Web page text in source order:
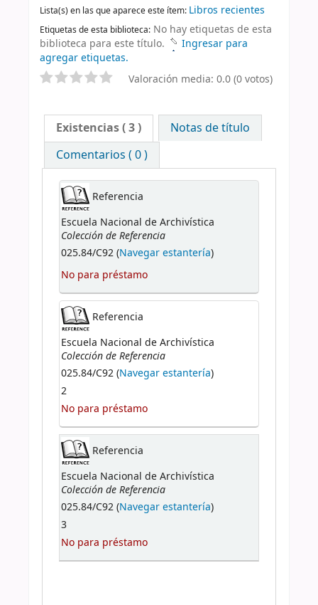
Lista(s) en las que aparece este ítem: Libros recientes
Etiquetas de esta biblioteca: No hay etiquetas de esta
biblioteca para este título.
Ingresar para
agregar etiquetas.
Valoración media: 0.0 (0 votos)
Existencias( 3 )
Notas de título
Comentarios ( 0 )
Referencia
Escuela Nacional de Archivística
Colección de Referencia
025.84/C92 (Navegar estantería)
No para préstamo
Referencia
Escuela Nacional de Archivística
Colección de Referencia
025.84/C92 (Navegar estantería)
2
No para préstamo
Referencia
Escuela Nacional de Archivística
Colección de Referencia
025.84/C92 (Navegar estantería)
3
No para préstamo